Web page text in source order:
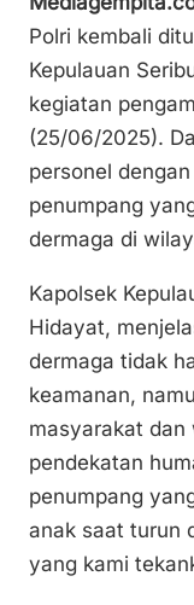
p
y
Li
n
k
ai
l
c
e
b
o
o
k
Polri kembali
Kepulauan
kegiatan
(25/06/2025).
personel
penumpang
dermaga di
Kapolsek
Hidayat,
dermaga tidak
keamanan,
masyarakat dan
pendekatan
penumpang
anak saat turun
yang kami